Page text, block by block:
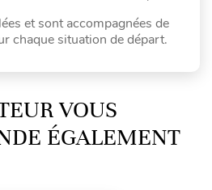
et sont accompagnées de
chaque situation de départ.
VOUS
ÉGALEMENT